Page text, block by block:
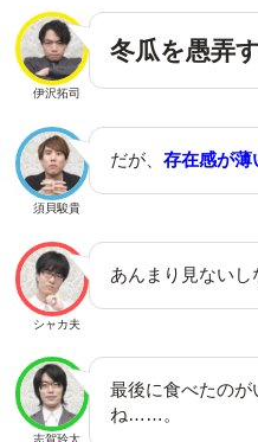
伊沢拓司
冬瓜を愚弄
須貝駿貴
だが、存在感が薄
シャカ夫
あんまり見ない
志賀玲太
最後に食べたのが
ね……。